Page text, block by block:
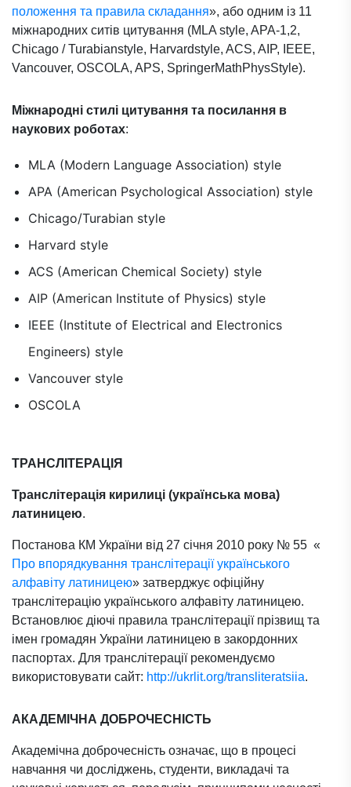
положення та правила складання», або одним із 11
міжнародних ситів цитування (MLA style, APA-1,2,
Chicago / Turabianstyle, Harvardstyle, ACS, AIP, IEEE,
Vancouver, OSCOLA, APS, SpringerMathPhysStyle).
Міжнародні стилі цитування та посилання в
наукових роботах:
MLA (Modern Language Association) style
APA (American Psychological Association) style
Chicago/Turabian style
Harvard style
ACS (American Chemical Society) style
AIP (American Institute of Physics) style
IEEE (Institute of Electrical and Electronics
Engineers) style
Vancouver style
OSCOLA
ТРАНСЛІТЕРАЦІЯ
Транслітерація кирилиці (українська мова)
латиницею.
Постанова КМ України від 27 січня 2010 року № 55 «
Про впорядкування транслітерації українського
алфавіту латиницею» затверджує офіційну
транслітерацію українського алфавіту латиницею.
Встановлює діючі правила транслітерації прізвищ та
імен громадян України латиницею в закордонних
паспортах. Для транслітерації рекомендуємо
використовувати сайт: http://ukrlit.org/transliteratsiia.
АКАДЕМІЧНА ДОБРОЧЕСНІСТЬ
Академічна доброчесність означає, що в процесі
навчання чи досліджень, студенти, викладачі та